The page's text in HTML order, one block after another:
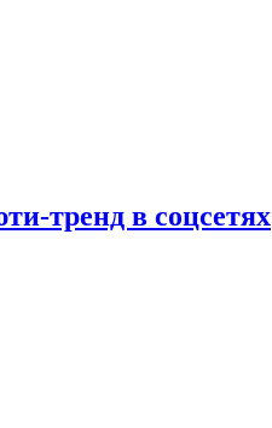
тренд в соцсетях